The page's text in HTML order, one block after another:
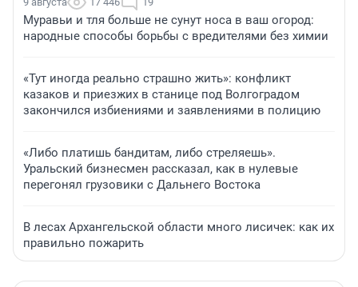
Муравьи и тля больше не сунут носа в ваш огород:
народные способы борьбы с вредителями без химии
«Тут иногда реально страшно жить»: конфликт
казаков и приезжих в станице под Волгоградом
закончился избиениями и заявлениями в полицию
«Либо платишь бандитам, либо стреляешь».
Уральский бизнесмен рассказал, как в нулевые
перегонял грузовики с Дальнего Востока
В лесах Архангельской области много лисичек: как их
правильно пожарить